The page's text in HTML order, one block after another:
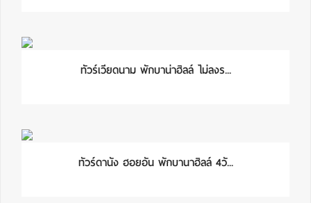
ทัวร์เวียดนาม พักบาน่าฮิลล์ ไม่ลงร...
ทัวร์ดานัง ฮอยอัน พักบานาฮิลล์ 4วั...